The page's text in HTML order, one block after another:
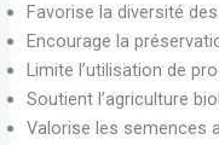
Favorise la diversité
Encourage la
Limite l’utilisation de
Soutient l’agriculture
Valorise les semences